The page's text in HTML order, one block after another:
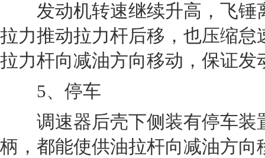
发动机转速继续升高，飞锤
拉力推动拉力杆后移，也压缩
拉力杆向减油方向移动，保证
5、停车
调速器后壳下侧装有停车装
柄，都能使供油拉杆向减油方向